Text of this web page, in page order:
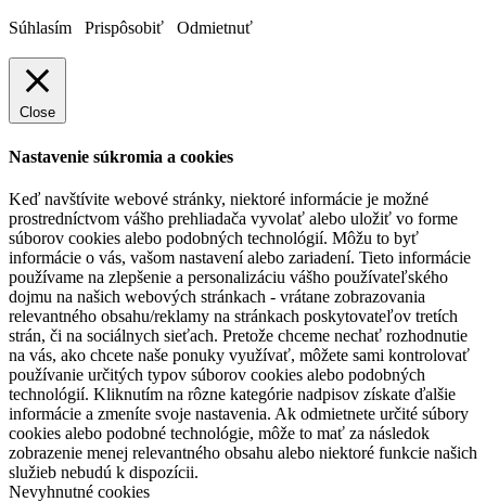
Súhlasím Prispôsobiť Odmietnuť
Close
Nastavenie súkromia a cookies
Keď navštívite webové stránky, niektoré informácie je možné
prostredníctvom vášho prehliadača vyvolať alebo uložiť vo forme
súborov cookies alebo podobných technológií. Môžu to byť
informácie o vás, vašom nastavení alebo zariadení. Tieto informácie
používame na zlepšenie a personalizáciu vášho používateľského
dojmu na našich webových stránkach - vrátane zobrazovania
relevantného obsahu/reklamy na stránkach poskytovateľov tretích
strán, či na sociálnych sieťach. Pretože chceme nechať rozhodnutie
na vás, ako chcete naše ponuky využívať, môžete sami kontrolovať
používanie určitých typov súborov cookies alebo podobných
technológií. Kliknutím na rôzne kategórie nadpisov získate ďalšie
informácie a zmeníte svoje nastavenia. Ak odmietnete určité súbory
cookies alebo podobné technológie, môže to mať za následok
zobrazenie menej relevantného obsahu alebo niektoré funkcie našich
služieb nebudú k dispozícii.
Nevyhnutné cookies